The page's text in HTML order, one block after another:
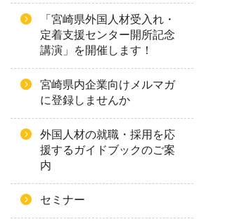
「宮崎県外国人材受入れ・
定着支援センター開所記念
講演」を開催します！
宮崎県内企業向けメルマガ
に登録しませんか
外国人材の就職・採用を応
援するガイドブックのご案
内
セミナー